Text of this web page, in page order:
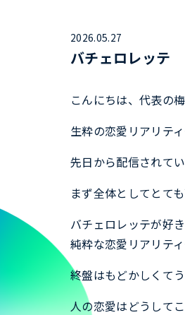
2026.05.27
バチェロレッテ
こんにちは、代表の梅
生粋の恋愛リアリテ
先日から配信されて
まず全体としてとて
バチェロレッテが好
純粋な恋愛リアリテ
終盤はもどかしくてう
人の恋愛はどうして